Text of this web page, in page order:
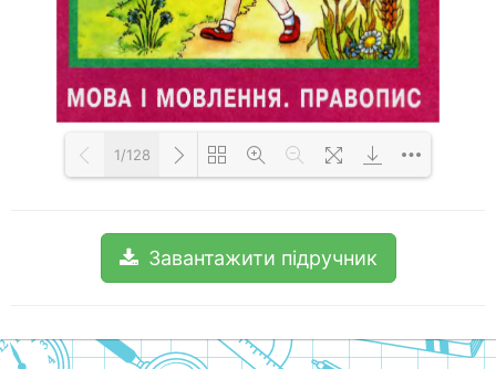
1/128
Завантажити підручник